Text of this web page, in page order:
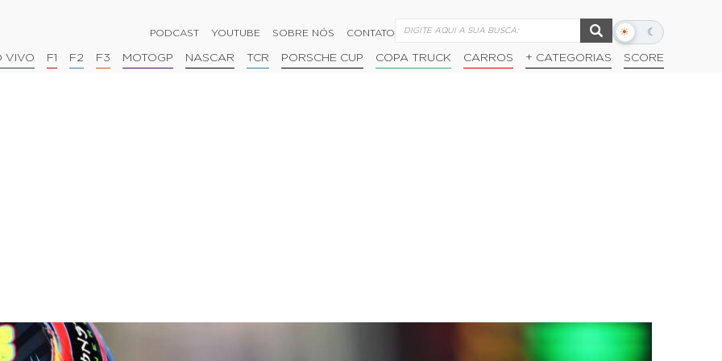
PODCAST YOUTUBE SOBRE NÓS CONTATO ☀ ☾
Alternar
escuro
VIVO F1 F2 F3 MOTOGP NASCAR TCR PORSCHE CUP COPA TRUCK CARROS + CATEGORIAS SCORE